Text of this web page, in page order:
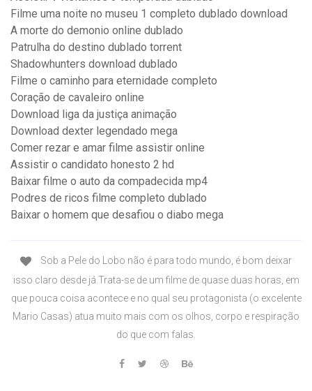
Filme uma noite no museu 1 completo dublado download
A morte do demonio online dublado
Patrulha do destino dublado torrent
Shadowhunters download dublado
Filme o caminho para eternidade completo
Coração de cavaleiro online
Download liga da justiça animação
Download dexter legendado mega
Comer rezar e amar filme assistir online
Assistir o candidato honesto 2 hd
Baixar filme o auto da compadecida mp4
Podres de ricos filme completo dublado
Baixar o homem que desafiou o diabo mega
Sob a Pele do Lobo não é para todo mundo, é bom deixar
isso claro desde já.Trata-se de um filme de quase duas horas, em
que pouca coisa acontece e no qual seu protagonista (o excelente
Mario Casas) atua muito mais com os olhos, corpo e respiração
do que com falas.